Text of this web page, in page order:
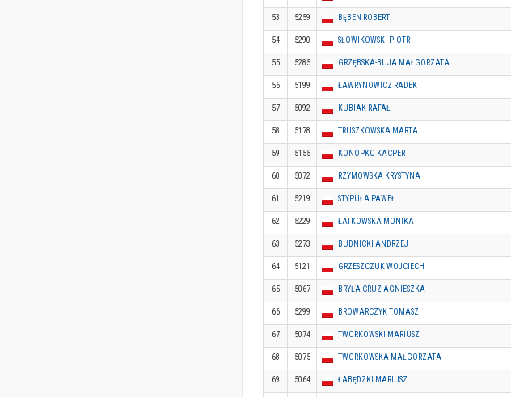
53 5259 BĘBEN ROBERT
54 5290 SŁOWIKOWSKI PIOTR
55 5285 GRZĘBSKA-BUJA MAŁGORZATA
56 5199 ŁAWRYNOWICZ RADEK
57 5092 KUBIAK RAFAŁ
58 5178 TRUSZKOWSKA MARTA
59 5155 KONOPKO KACPER
60 5072 RZYMOWSKA KRYSTYNA
61 5219 STYPUŁA PAWEŁ
62 5229 ŁATKOWSKA MONIKA
63 5273 BUDNICKI ANDRZEJ
64 5121 GRZESZCZUK WOJCIECH
65 5067 BRYŁA-CRUZ AGNIESZKA
66 5299 BROWARCZYK TOMASZ
67 5074 TWORKOWSKI MARIUSZ
68 5075 TWORKOWSKA MAŁGORZATA
69 5064 ŁABĘDZKI MARIUSZ